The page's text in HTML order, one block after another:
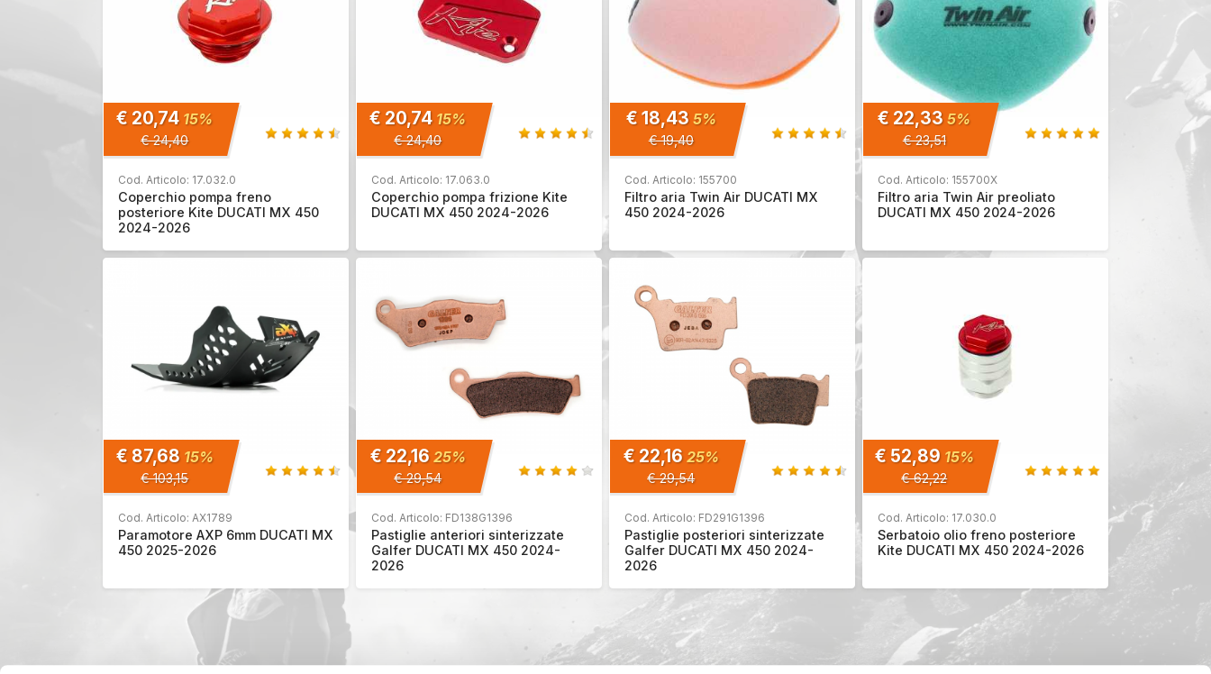
€ 20,74 15%
€ 24,40
Cod. Articolo: 17.032.0
Coperchio pompa freno
posteriore Kite DUCATI MX 450
2024-2026
€ 20,74 15%
€ 24,40
Cod. Articolo: 17.063.0
Coperchio pompa frizione Kite
DUCATI MX 450 2024-2026
€ 18,43 5%
€ 19,40
Cod. Articolo: 155700
Filtro aria Twin Air DUCATI MX
450 2024-2026
€ 22,335%
€ 23,51
Cod. Articolo: 155700X
Filtro aria Twin Air preoliato
DUCATI MX 450 2024-2026
€ 87,68 15%
€ 103,15
Cod. Articolo: AX1789
Paramotore AXP 6mm DUCATI MX
450 2025-2026
€ 22,16 25%
€ 29,54
Cod. Articolo: FD138G1396
Pastiglie anteriori sinterizzate
Galfer DUCATI MX 450 2024-
2026
€ 22,16 25%
€ 29,54
Cod. Articolo: FD291G1396
Pastiglie posteriori sinterizzate
Galfer DUCATI MX 450 2024-
2026
€ 52,89 15%
€ 62,22
Cod. Articolo: 17.030.0
Serbatoio olio freno posteriore
Kite DUCATI MX 450 2024-2026